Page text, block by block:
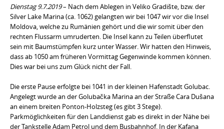
Dienstag 9.7.2019– Nach dem Ablegen in Veliko Gradište, bzw. der
Silver Lake Marina (ca. 1062) gelangten wir bei 1047 wir vor die Insel
Moldova, welche zu Rumänien gehört und die wir somit über den
rechten Flussarm umruderten. Die Insel kann zu Teilen überflutet
sein mit Baumstümpfen kurz unter Wasser. Wir hatten den Hinweis,
dass ab 1050 am früheren Vormittag Gegenwinde kommen können.
Dies war bei uns zum Glück nicht der Fall.
Die erste Pause erfolgte bei 1041 in der kleinen Hafenstadt Golubac.
Angelegt wurde an der Golubačka Marina an der Straße Cara Dušana
an einem breiten Ponton-Holzsteg (es gibt 3 Stege).
Parkmöglichkeiten für den Landdienst gab es direkt in der Nähe bei
der Tankstelle Adam Petrol und dem Busbahnhof. In der Kafana